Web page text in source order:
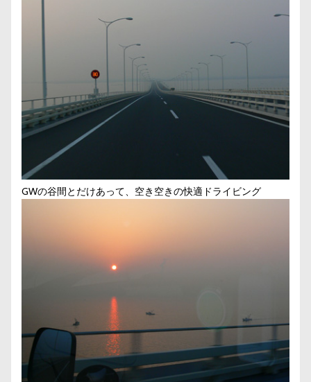
GWの谷間とだけあって、空き空きの快適ドライビング